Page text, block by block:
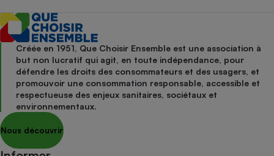
Créée en 1951, Que Choisir Ensemble est une association à
but non lucratif qui agit, en toute indépendance, pour
défendre les droits des consommateurs et des usagers, et
promouvoir une consommation responsable, accessible et
respectueuse des enjeux sanitaires, sociétaux et
environnementaux.
Nous découvrir